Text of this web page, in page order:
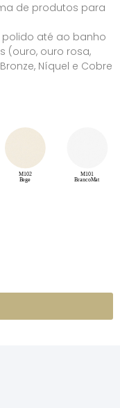
de produtos para
até ao banho
(ouro, ouro rosa,
Níquel e Cobre